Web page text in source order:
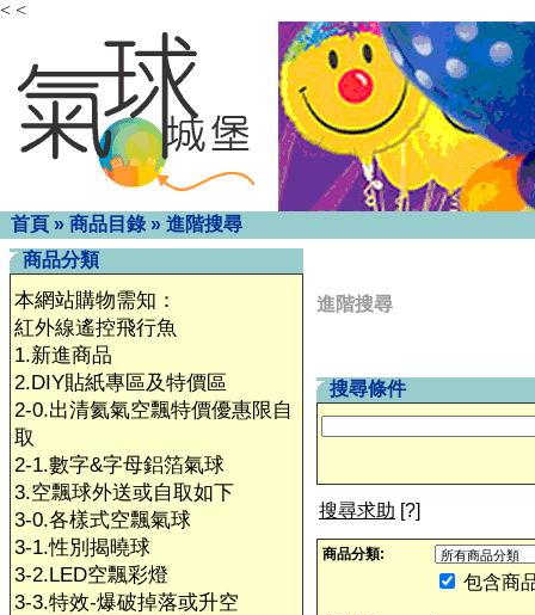
< <
首頁 » 商品目錄 » 進階搜尋
商品分類
本網站購物需知：
紅外線遙控飛行魚
1.新進商品
2.DIY貼紙專區及特價區
2-0.出清氦氣空飄特價優惠限自
取
2-1.數字&字母鋁箔氣球
3.空飄球外送或自取如下
3-0.各樣式空飄氣球
3-1.性別揭曉球
3-2.LED空飄彩燈
3-3.特效-爆破掉落或升空
進階搜尋
搜尋條件
搜尋求助 [?]
商品分類:
包含商